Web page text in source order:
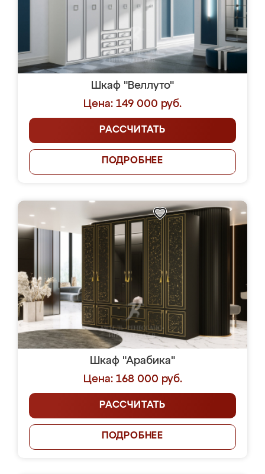
Шкаф "Веллуто"
Цена: 149 000 руб.
РАССЧИТАТЬ
ПОДРОБНЕЕ
Шкаф "Арабика"
Цена: 168 000 руб.
РАССЧИТАТЬ
ПОДРОБНЕЕ